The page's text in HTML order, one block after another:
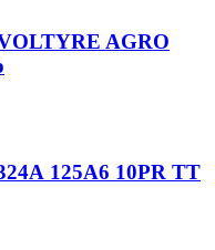
AGRO
125А6 10PR TT